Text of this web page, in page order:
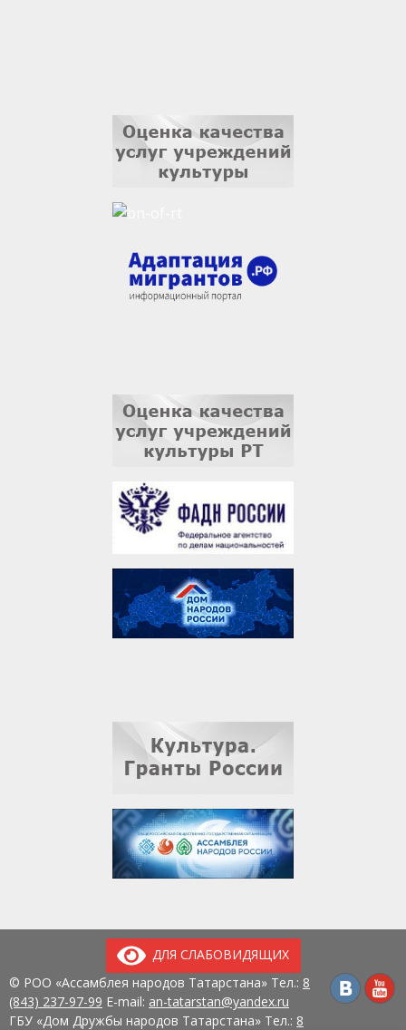
ДЛЯ СЛАБОВИДЯЩИХ
© РОО «Ассамблея народов Татарстана» Тел.: 8
(843) 237-97-99 E-mail: an-tatarstan@yandex.ru
ГБУ «Дом Дружбы народов Татарстана» Тел.: 8